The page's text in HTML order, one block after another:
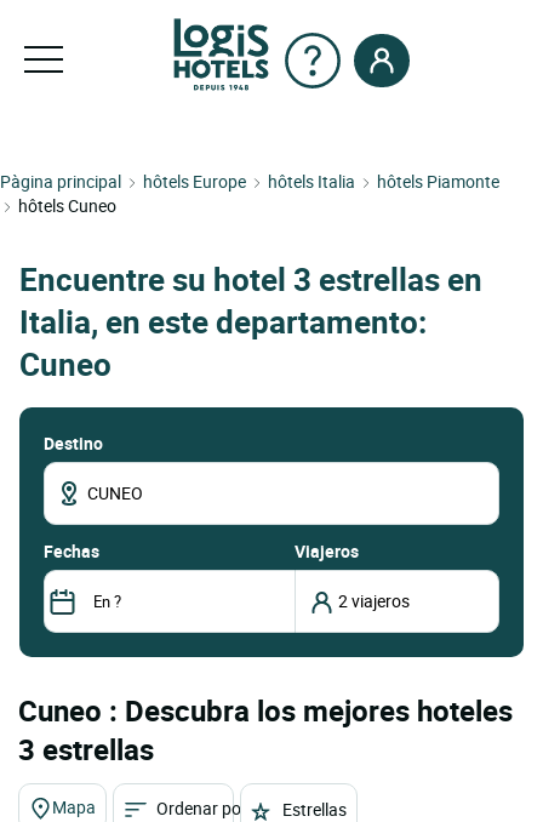
Pàgina principal hôtels Europe hôtels Italia
hôtels Piamonte
hôtels Cuneo
Encuentre su hotel 3 estrellas en
Italia, en este departamento:
Cuneo
Destino
fechas Viajeros
Cuneo : Descubra los mejores hoteles
3 estrellas
Mapa Ordenar por Estrellas